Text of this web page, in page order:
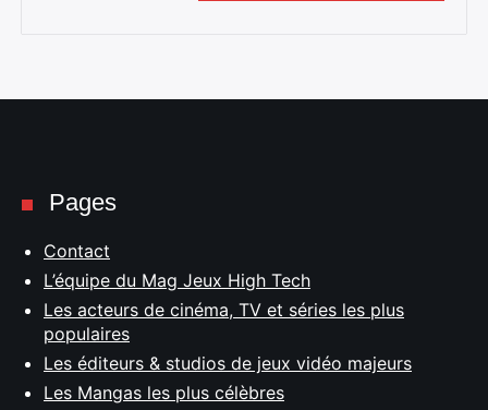
Pages
Contact
L’équipe du Mag Jeux High Tech
Les acteurs de cinéma, TV et séries les plus
populaires
Les éditeurs & studios de jeux vidéo majeurs
Les Mangas les plus célèbres